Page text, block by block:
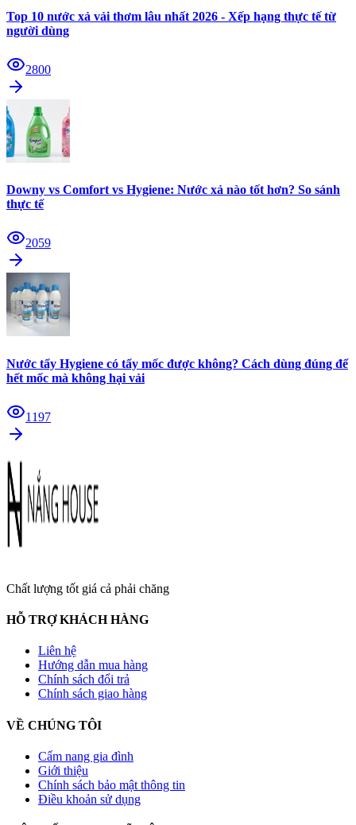
Top 10 nước xả vải thơm lâu nhất 2026 - Xếp hạng thực tế từ
người dùng
2800
Downy vs Comfort vs Hygiene: Nước xả nào tốt hơn? So sánh
thực tế
2059
Nước tẩy Hygiene có tẩy mốc được không? Cách dùng đúng để
hết mốc mà không hại vải
1197
Chất lượng tốt giá cả phải chăng
HỖ TRỢ KHÁCH HÀNG
Liên hệ
Hướng dẫn mua hàng
Chính sách đổi trả
Chính sách giao hàng
VỀ CHÚNG TÔI
Cẩm nang gia đình
Giới thiệu
Chính sách bảo mật thông tin
Điều khoản sử dụng